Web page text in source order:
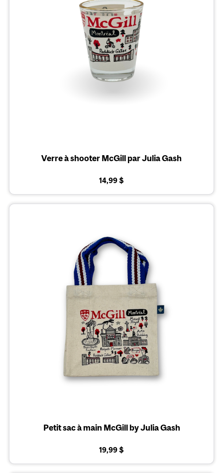
Verre à shooter McGill par Julia Gash
14,99 $
Petit sac à main McGill by Julia Gash
19,99 $